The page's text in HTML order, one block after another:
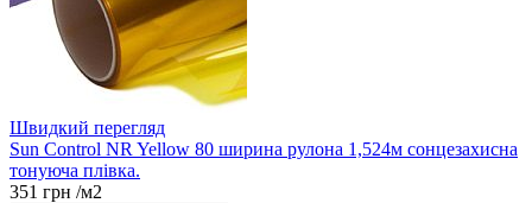
Швидкий перегляд
Sun Control NR Yellow 80 ширина рулона 1,524м сонцезахисна
тонуюча плівка.
351 грн /м2